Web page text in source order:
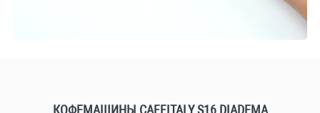
КОФЕМАШИНЫ CAFFITALY S16 DIADEMA